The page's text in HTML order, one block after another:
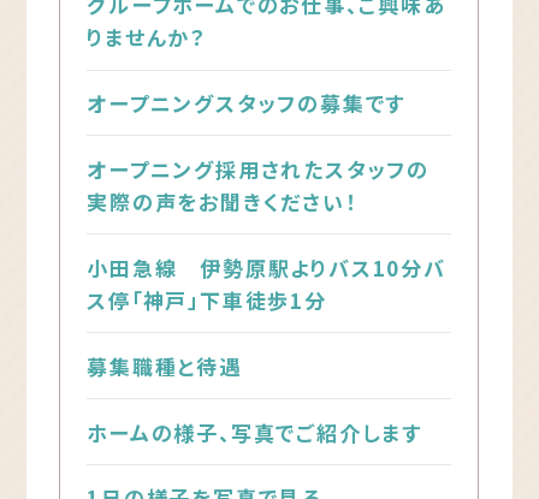
りませんか？
オープニングスタッフの募集です
オープニング採用されたスタッフの
実際の声をお聞きください！
小田急線 伊勢原駅よりバス10分バ
ス停「神戸」下車徒歩1分
募集職種と待遇
ホームの様子、写真でご紹介します